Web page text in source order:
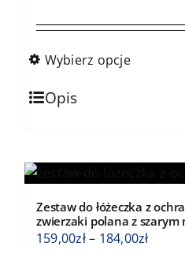
stronie
produktu
od
Wybierz opcje
Ten
produkt
wariantów.
można
wybrać
Opis
Zestaw do łóżeczka z
zwierzaki polana z szarym
159,00zł– 184,00złZakres